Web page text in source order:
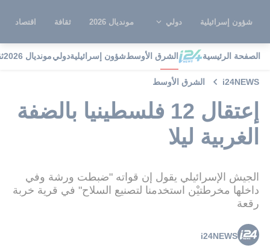
شؤون إسرائيلية دولي مونديال 2026 ثقافة اقتصاد
الصفحة الرئيسية الشرق الأوسطشؤون إسرائيليةدوليمونديال 2026
i24NEWS الشرق الأوسط
إعتقال 12 فلسطينيا بالضفة
الغربية ليلا
الجيش الإسرائيلي يقول إن قواته "ضبطت ورشة وفي
داخلها مخرطتيْن استخدمنا لتصنيع السلاح" في قرية خربة
رقعة
i24NEWS